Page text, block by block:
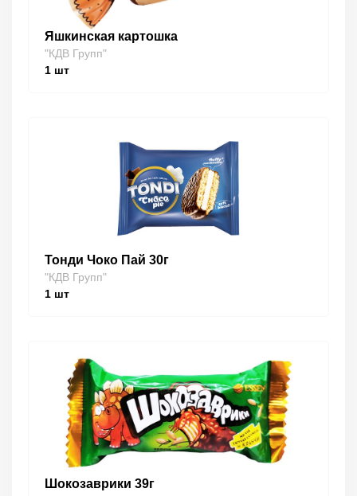
Яшкинская картошка
"КДВ Групп"
1 шт
Тонди Чоко Пай 30г
"КДВ Групп"
1 шт
Шокозаврики 39г